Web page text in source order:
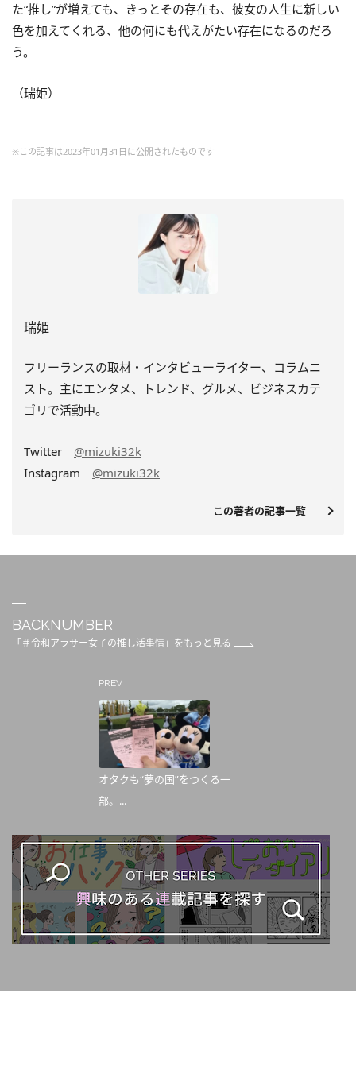
た“推し”が増えても、きっとその存在も、彼女の人生に新しい
色を加えてくれる、他の何にも代えがたい存在になるのだろ
う。
（瑞姫）
※この記事は2023年01月31日に公開されたものです
瑞姫
フリーランスの取材・インタビューライター、コラムニ
スト。主にエンタメ、トレンド、グルメ、ビジネスカテ
ゴリで活動中。
Twitter @mizuki32k
Instagram @mizuki32k
この著者の記事一覧
BACKNUMBER
「＃令和アラサー女子の推し活事情」をもっと見る
PREV
オタクも“夢の国”をつくる一
部。...